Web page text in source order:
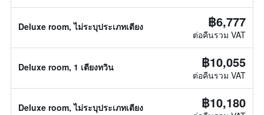
Deluxe room, ไม่ระบุประเภทเตียง ฿6,777
ต่อคืนรวม VAT
Deluxe room, 1 เตียงทวิน ฿10,055
ต่อคืนรวม VAT
Deluxe room, ไม่ระบุประเภทเตียง ฿10,180